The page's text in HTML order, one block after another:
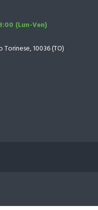
(Lun-Ven)
10036 (TO)